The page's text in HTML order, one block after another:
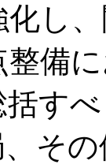
し
備
す
そ